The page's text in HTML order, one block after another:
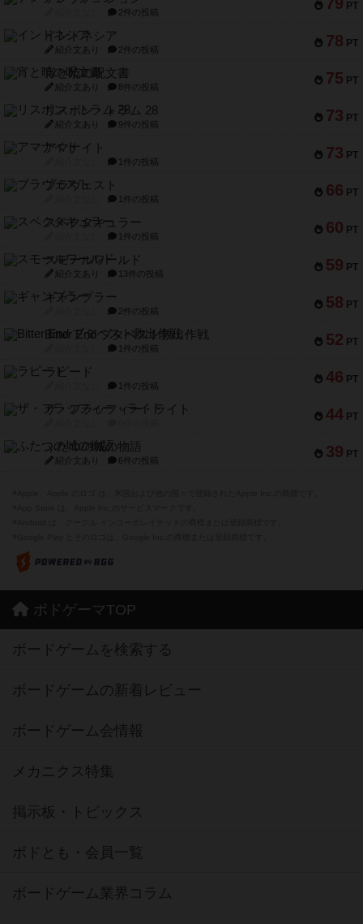
PT
2件の投稿
78 PT
インドネシア
紹介文あり 2件の投稿
75 PT
宵と暁の呪文書
紹介文あり 8件の投稿
73 PT
リスボン・トラム 28
紹介文あり 9件の投稿
73 PT
アマナイト
1件の投稿
66 PT
ブラヴェスト
1件の投稿
60 PT
スペクタキュラー
1件の投稿
59 PT
スモールワールド
紹介文あり 13件の投稿
58 PT
ギャンブラー
2件の投稿
52 PT
Bitter End ブタペスト救出作戦
1件の投稿
46 PT
ラピード
1件の投稿
44 PT
ザ・フラッフィー・ライト
39 PT
ふたつの城の物語
紹介文あり 6件の投稿
ボドゲーマTOP
ボードゲームを検索する
ボードゲームの新着レビュー
ボードゲーム会情報
メカニクス特集
掲示板・トピックス
ボドとも・会員一覧
ボードゲーム業界コラム